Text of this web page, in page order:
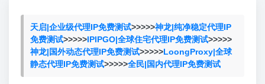
天启|企业级代理IP免费测试>>>>>神龙|纯净稳定代理IP
免费测试>>>>>IPIPGO|全球住宅代理IP免费测试>>>>>
神龙|国外动态代理IP免费测试>>>>>LoongProxy|全球
静态代理IP免费测试>>>>>全民|国内代理IP免费测试